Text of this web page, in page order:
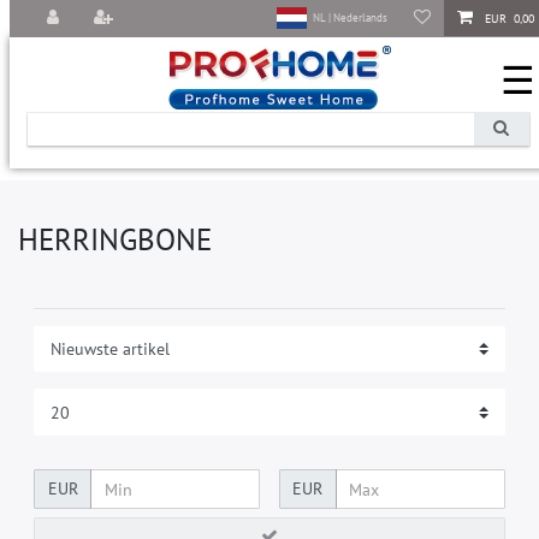
EUR 0,00
NL | Nederlands
☰
HERRINGBONE
EUR EUR